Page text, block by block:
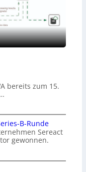
bereits zum 15.
B-Runde
Sereact
gewonnen.